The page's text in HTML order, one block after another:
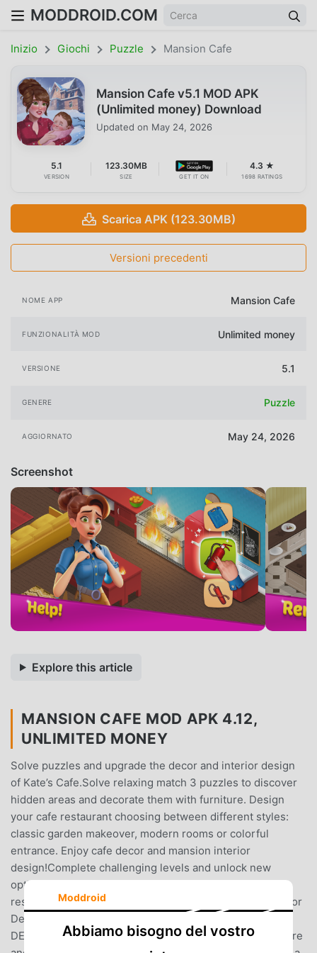
MODDROID.COM
Inizio Giochi Puzzle Mansion Cafe
Mansion Cafe v5.1 MOD APK
(Unlimited money) Download
Updated on May 24, 2026
5.1
VERSION
123.30MB
SIZE GET IT ON
4.3 ★
1698 RATINGS
Scarica APK (123.30MB)
Versioni precedenti
NOME APP Mansion Cafe
FUNZIONALITÀ MOD Unlimited money
VERSIONE 5.1
GENERE Puzzle
AGGIORNATO May 24, 2026
Screenshot
Explore this article
MANSION CAFE MOD APK 4.12,
UNLIMITED MONEY
Solve puzzles and upgrade the decor and interior design
of Kate’s Cafe.Solve relaxing match 3 puzzles to discover
hidden areas and decorate them with furniture. Design
your cafe restaurant choosing between different styles:
classic garden makeover, modern rooms or colorful
entrance. Enjoy cafe decor and mansion interior
design!Complete challenging levels and unlock new
options for your cafe interior design. Decorate the
restaurant like a mansion and build your own story.Interior
Design & Decor game features:- Enjoy making INTERIOR
DESIGN choicesChoose between many pieces of furniture
Moddroid
Abbiamo bisogno del vostro